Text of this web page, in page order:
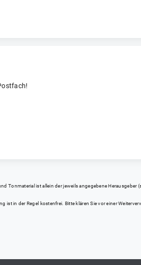
Tonmaterial ist allein der jeweils angegebene
in der Regel kostenfrei. Bitte klären Sie vor einer